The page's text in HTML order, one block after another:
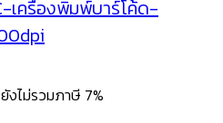
Current
ยังไม่รวมภาษี 7%